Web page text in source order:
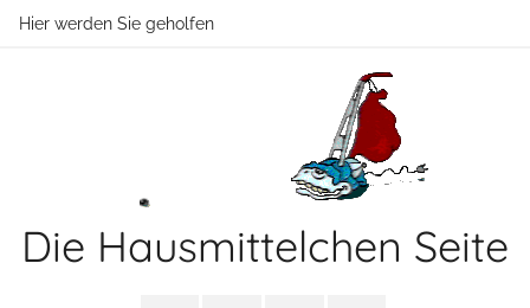
ZumHier werden Sie geholfen
Die Hausmittelchen Seite